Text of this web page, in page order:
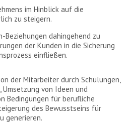
im Hinblick auf die
zu steigern.
Beziehungen dahingehend zu
der Kunden in die Sicherung
einfließen.
der Mitarbeiter durch Schulungen,
von Ideen und
Bedingungen für berufliche
des Bewusstseins für
generieren.